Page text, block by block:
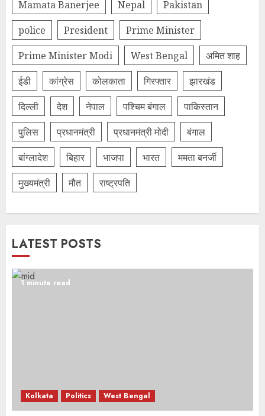
Mamata Banerjee Nepal
Pakistan
police
President
Prime Minister
Prime Minister Modi
West Bengal
अमित शाह
ईडी
कांग्रेस कोलकाता गिरफ्तार
झारखंड
दिल्‍ली
देश नेपाल पश्चिम बंगाल
पाकिस्तान
पुलिस
प्रधानमंत्री प्रधानमंत्री मोदी
बंगाल
बांग्लादेश
बिहार भाजपा भारत
ममता बनर्जी
मुख्यमंत्री
मौत राष्ट्रपति
LATEST POSTS
1 minute read
Kolkata Politics West Bengal